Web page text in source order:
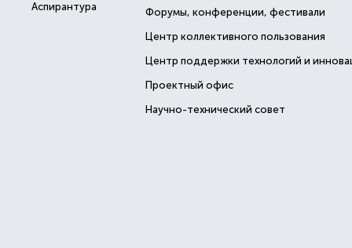
Аспирантура Форумы, конференции, фестивали
Центр коллективного пользования
Центр поддержки технологий и
Проектный офис
Научно-технический совет